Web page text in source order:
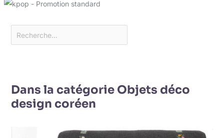
Dans la catégorie Objets déco
design coréen